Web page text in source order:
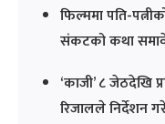
फिल्ममा पति-
संकटको कथा
‘काजी’ ८ जेठदेखि
रिजालले निर्देशन